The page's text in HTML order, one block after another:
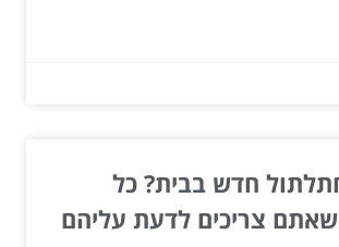
חדש בבית? כל
שאתם צריכים לדעת עליהם